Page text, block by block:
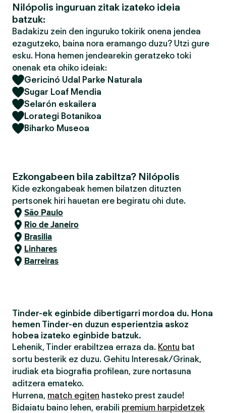
Nilópolis inguruan zitak izateko ideia
batzuk:
Badakizu zein den inguruko tokirik onena jendea
ezagutzeko, baina nora eramango duzu? Utzi gure
esku. Hona hemen jendearekin geratzeko toki
onenak eta ohiko ideiak:
Gericinó Udal Parke Naturala
Sugar Loaf Mendia
Selarón eskailera
Lorategi Botanikoa
Biharko Museoa
Ezkongabeen bila zabiltza? Nilópolis
Kide ezkongabeak hemen bilatzen dituzten
pertsonek hiri hauetan ere begiratu ohi dute.
São Paulo
Rio de Janeiro
Brasilia
Linhares
Barreiras
Tinder-ek eginbide dibertigarri mordoa du. Hona
hemen Tinder-en duzun esperientzia askoz
hobea izateko eginbide batzuk.
Lehenik, Tinder erabiltzea erraza da. Kontu bat
sortu besterik ez duzu. Gehitu Interesak/Grinak,
irudiak eta biografia profilean, zure nortasuna
aditzera emateko.
Hurrena, match egiten hasteko prest zaude!
Bidaiatu baino lehen, erabili premium harpidetzek